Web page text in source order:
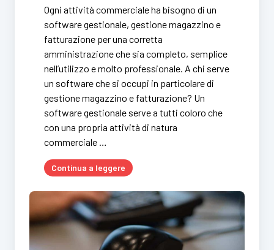
Ogni attività commerciale ha bisogno di un
software gestionale, gestione magazzino e
fatturazione per una corretta
amministrazione che sia completo, semplice
nell’utilizzo e molto professionale. A chi serve
un software che si occupi in particolare di
gestione magazzino e fatturazione? Un
software gestionale serve a tutti coloro che
con una propria attività di natura
commerciale …
Continua a leggere